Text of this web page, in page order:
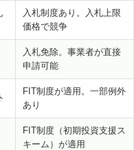
入札制度あり。入札上限
価格で競争
入札免除。事業者が直接
申請可能
FIT制度が適用。一部例外
あり
FIT制度（初期投資支援ス
キーム）が適用